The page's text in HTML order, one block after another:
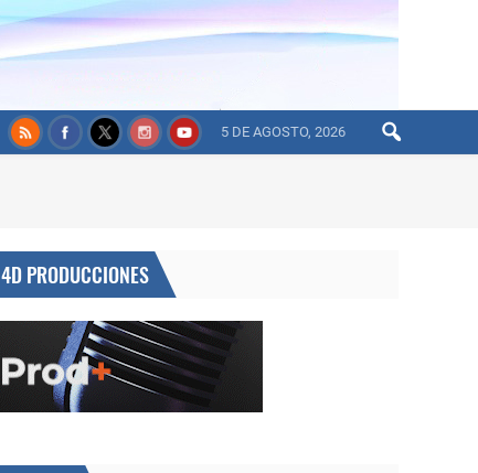
5 DE AGOSTO, 2026
4D PRODUCCIONES